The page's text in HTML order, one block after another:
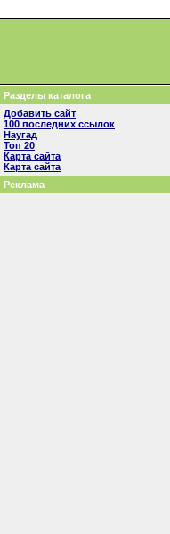
Разделы каталога
Добавить сайт
100 последних ссылок
Наугад
Топ 20
Карта сайта
Карта сайта
Реклама